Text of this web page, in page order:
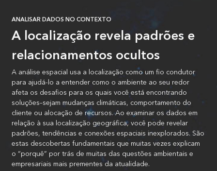
ANALISAR DADOS NO CONTEXTO
A localização revela padrões e
relacionamentos ocultos
A análise espacial usa a localização como um fio condutor
para ajudá-lo a entender como o ambiente ao seu redor
afeta os desafios para os quais você está encontrando
soluções–sejam mudanças climáticas, comportamento do
cliente ou alocação de recursos. Ao examinar os dados em
relação à sua localização geográfica, você pode revelar
padrões, tendências e conexões espaciais inexplorados. São
estas descobertas fundamentais que muitas vezes explicam
o “porquê” por trás de muitas das questões ambientais e
empresariais mais prementes da atualidade.